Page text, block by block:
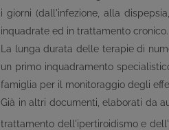
i giorni (dall'infezione, alla
inquadrate ed in trattamento cronico.
La lunga durata delle terapie di
un primo inquadramento
famiglia per il monitoraggio degli
Già in altri documenti, elaborati da
trattamento dell'ipertiroidismo e